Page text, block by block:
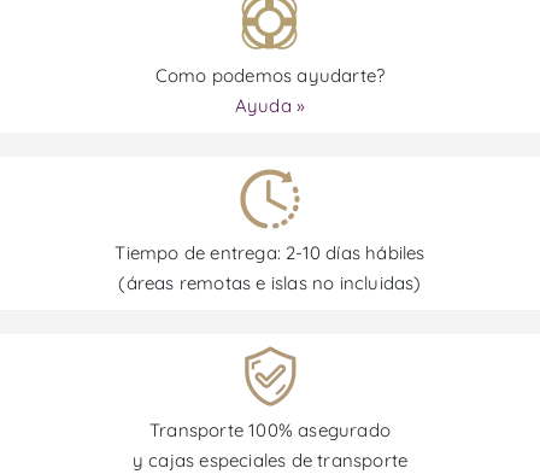
Como podemos ayudarte?
Ayuda »
Tiempo de entrega: 2-10 días hábiles
(áreas remotas e islas no incluidas)
Transporte 100% asegurado
y cajas especiales de transporte